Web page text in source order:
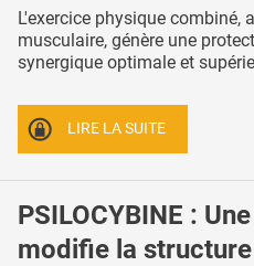
L'exercice physique combiné,
musculaire, génère une
synergique optimale et
LIRE LA SUITE
PSILOCYBINE :
modifie la